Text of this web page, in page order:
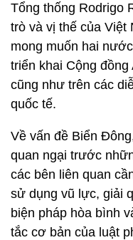
Tổng thống Rodrigo
trò và vị thế của Việt
mong muốn hai
triển khai Cộng
cũng như trên các
quốc tế.
Về vấn đề Biển
quan ngại trước
các bên liên quan
sử dụng vũ lực, giải
biện pháp hòa bình
tắc cơ bản của luật